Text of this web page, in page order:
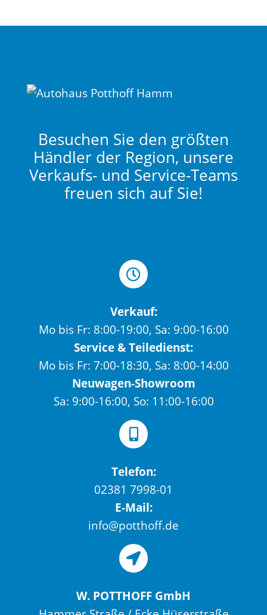
Besuchen Sie den größten
Händler der Region, unsere
Verkaufs- und Service-Teams
freuen sich auf Sie!
Verkauf:
Mo bis Fr: 8:00-19:00, Sa: 9:00-16:00
Service & Teiledienst:
Mo bis Fr: 7:00-18:30, Sa: 8:00-14:00
Neuwagen-Showroom
Sa: 9:00-16:00, So: 11:00-16:00
Telefon:
02381 7998-01
E-Mail:
info@potthoff.de
W. POTTHOFF GmbH